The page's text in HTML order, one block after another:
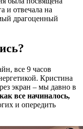
и отвечала на
драгоценный
все 9 часов
Кристина
экран – мы давно в
как все начиналось,
и опередить